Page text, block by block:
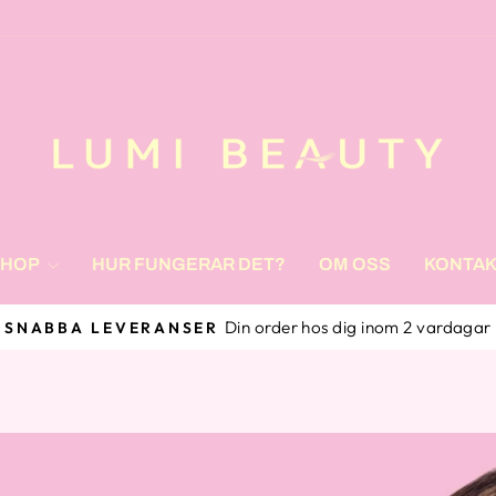
HUR FUNGERAR DET? OM OSS
SÄKER BETALNING Handla tryggt med Klarna